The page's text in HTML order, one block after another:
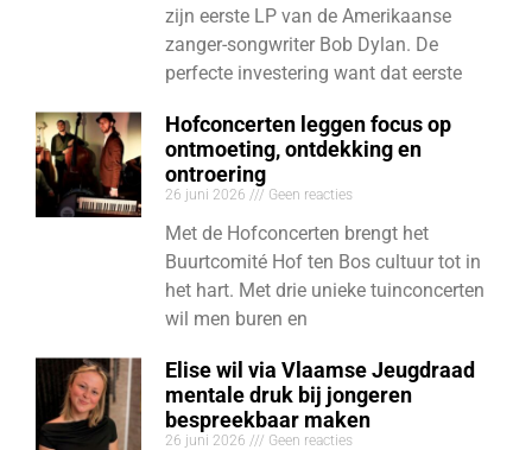
zijn eerste LP van de Amerikaanse
zanger-songwriter Bob Dylan. De
perfecte investering want dat eerste
Hofconcerten leggen focus op
ontmoeting, ontdekking en
ontroering
26 juni 2026 Geen reacties
Met de Hofconcerten brengt het
Buurtcomité Hof ten Bos cultuur tot in
het hart. Met drie unieke tuinconcerten
wil men buren en
Elise wil via Vlaamse Jeugdraad
mentale druk bij jongeren
bespreekbaar maken
26 juni 2026 Geen reacties